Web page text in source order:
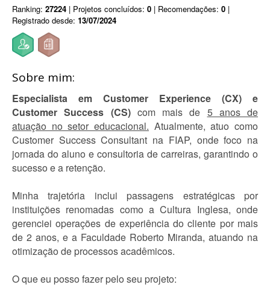
Ranking: 27224 | Projetos concluídos: 0 | Recomendações: 0 |
Registrado desde: 13/07/2024
Sobre mim:
Especialista em Customer Experience (CX) e
Customer Success (CS)com mais de 5 anos de
atuação no setor educacional. Atualmente, atuo como
Customer Success Consultant na FIAP, onde foco na
jornada do aluno e consultoria de carreiras, garantindo o
sucesso e a retenção.
Minha trajetória inclui passagens estratégicas por
instituições renomadas como a Cultura Inglesa, onde
gerenciei operações de experiência do cliente por mais
de 2 anos, e a Faculdade Roberto Miranda, atuando na
otimização de processos acadêmicos.
O que eu posso fazer pelo seu projeto: